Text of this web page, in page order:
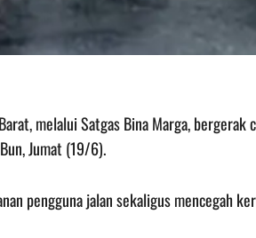
melalui Satgas Bina Marga, bergerak
Jumat (19/6).
pengguna jalan sekaligus mencegah